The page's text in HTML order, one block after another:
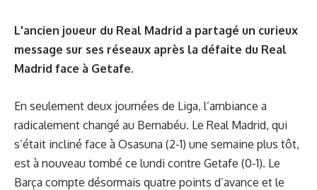
L'ancien joueur du Real Madrid a partagé un curieux
message sur ses réseaux après la défaite du Real
Madrid face à Getafe.
En seulement deux journées de Liga, l’ambiance a
radicalement changé au Bernabéu. Le Real Madrid, qui
s’était incliné face à Osasuna (2-1) une semaine plus tôt,
est à nouveau tombé ce lundi contre Getafe (0-1). Le
Barça compte désormais quatre points d’avance et le